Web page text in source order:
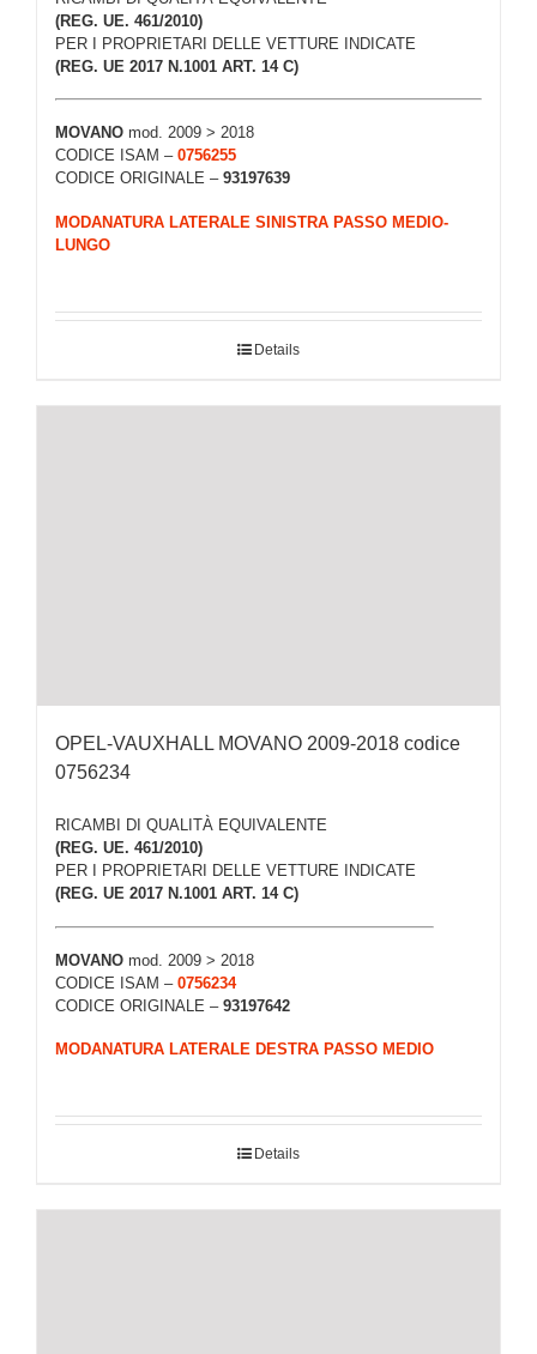
(REG. UE. 461/2010)
PER I PROPRIETARI DELLE VETTURE INDICATE
(REG. UE 2017 N.1001 ART. 14 C)
MOVANO mod. 2009 > 2018
CODICE ISAM – 0756255
CODICE ORIGINALE – 93197639
MODANATURA LATERALE SINISTRA PASSO MEDIO-
LUNGO
Details
OPEL-VAUXHALL MOVANO 2009-2018 codice
0756234
RICAMBI DI QUALITÀ EQUIVALENTE
(REG. UE. 461/2010)
PER I PROPRIETARI DELLE VETTURE INDICATE
(REG. UE 2017 N.1001 ART. 14 C)
MOVANO mod. 2009 > 2018
CODICE ISAM – 0756234
CODICE ORIGINALE – 93197642
MODANATURA LATERALE DESTRA PASSO MEDIO
Details